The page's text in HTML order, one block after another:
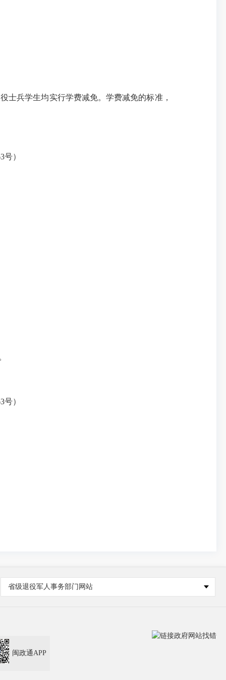
兵学生均实行学费减免。学费减免的标准，
）
）
省级退役军人事务部门网站
闽政通APP